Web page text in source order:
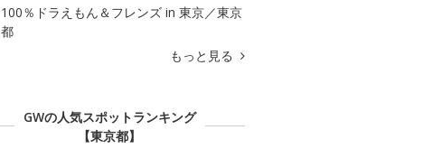
100％ドラえもん＆フレンズ in 東京／東京
都
もっと見る
GWの人気スポットランキング
【東京都】